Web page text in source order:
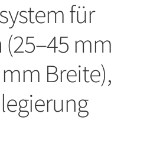
für
mm
Breite),